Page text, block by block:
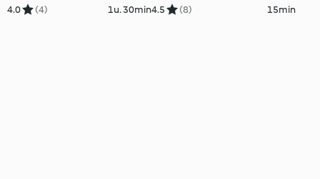
4.0 (4) 1u. 30min4.5 (8) 15min